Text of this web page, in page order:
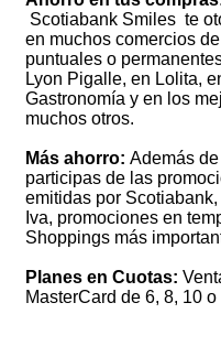
Scotiabank Smiles te
en muchos comercios
puntuales o
Lyon Pigalle, en Lolita,
Gastronomía y en los
muchos otros.
Más ahorro: Además
participas de las
emitidas por
Iva, promociones en
Shoppings más
Planes en Cuotas:
MasterCard de 6, 8, 10